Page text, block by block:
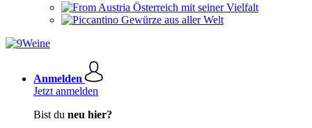
Österreich mit seiner Vielfalt
Gewürze aus aller Welt
Anmelden
Jetzt anmelden
Bist du neu hier?